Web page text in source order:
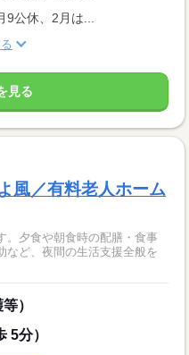
9公休、2月は...
見る
風／有料老人ホーム
。夕食や朝食時の配膳・食事
など、夜間の生活支援全般を
）
5分）